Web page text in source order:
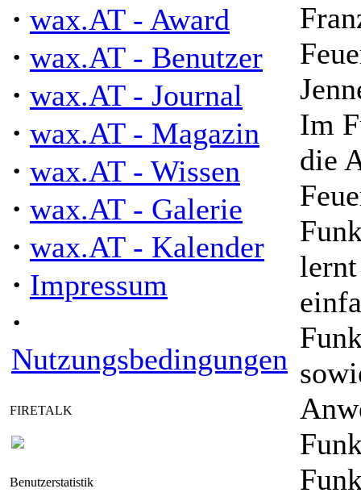
· wax.AT - Award
· wax.AT - Benutzer
· wax.AT - Journal
· wax.AT - Magazin
· wax.AT - Wissen
· wax.AT - Galerie
· wax.AT - Kalender
· Impressum
·
Nutzungsbedingungen
FIRETALK
Benutzerstatistik
Im
die